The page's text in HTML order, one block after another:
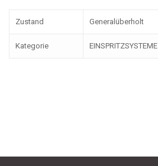
Zustand Generalüberholt
Kategorie EINSPRITZSYSTEME